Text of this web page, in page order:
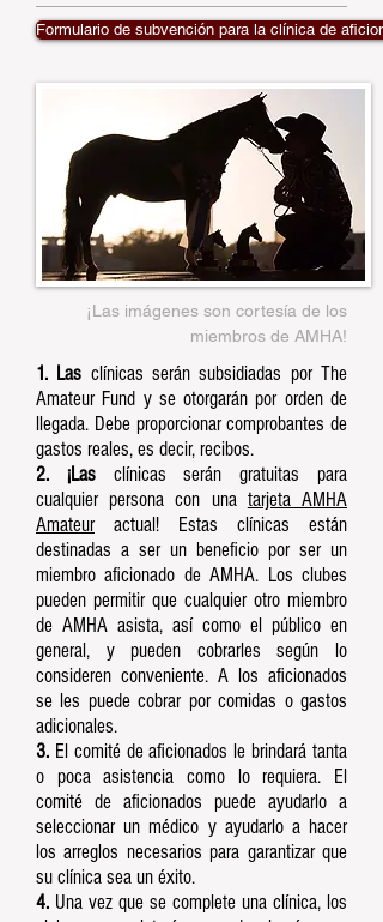
Formulario de subvención para la clínica de
¡Las imágenes son cortesía de los
miembros de AMHA!
1. Las clínicas serán subsidiadas por The
Amateur Fund y se otorgarán por orden de
llegada. Debe proporcionar comprobantes de
gastos reales, es decir, recibos.
2. ¡Lasclínicas serán gratuitas para
cualquier persona con una tarjeta AMHA
Amateuractual! Estas clínicas están
destinadas a ser un beneficio por ser un
miembro aficionado de AMHA. Los clubes
pueden permitir que cualquier otro miembro
de AMHA asista, así como el público en
general, y pueden cobrarles según lo
consideren conveniente. A los aficionados
se les puede cobrar por comidas o gastos
adicionales.
3. El comité de aficionados le brindará tanta
o poca asistencia como lo requiera. El
comité de aficionados puede ayudarlo a
seleccionar un médico y ayudarlo a hacer
los arreglos necesarios para garantizar que
su clínica sea un éxito.
4. Una vez que se complete una clínica, los